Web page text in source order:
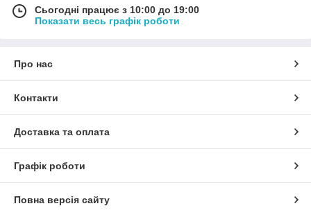
Сьогодні працює з 10:00 до 19:00
Показати весь графік роботи
Про нас
Контакти
Доставка та оплата
Графік роботи
Повна версія сайту